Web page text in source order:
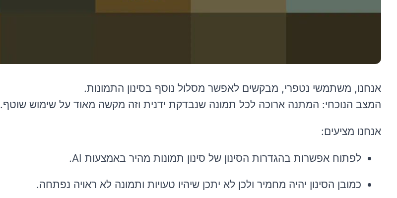
אנחנו, משתמשי נטפרי, מבקשים לאפשר מסלול נוסף בסינון התמונות.
המצב הנוכחי: המתנה ארוכה לכל תמונה שנבדקת ידנית וזה מקשה מאוד על שימוש שוטף.
אנחנו מציעים:
לפתוח אפשרות בהגדרות הסינון של סינון תמונות מהיר באמצעות AI.
כמובן הסינון יהיה מחמיר ולכן לא יתכן שיהיו טעויות ותמונה לא ראויה נפתחה.